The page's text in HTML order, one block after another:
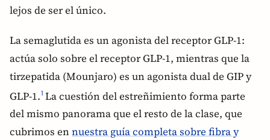
lejos de ser el único.
La semaglutida es un agonista del receptor GLP-1:
actúa solo sobre el receptor GLP-1, mientras que la
tirzepatida (Mounjaro) es un agonista dual de GIP y
GLP-1.1 La cuestión del estreñimiento forma parte
del mismo panorama que el resto de la clase, que
cubrimos en nuestra guía completa sobre fibra y